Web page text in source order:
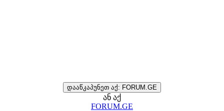
დააწკაპუნეთ აქ: FORUM.GE
ან აქ
FORUM.GE